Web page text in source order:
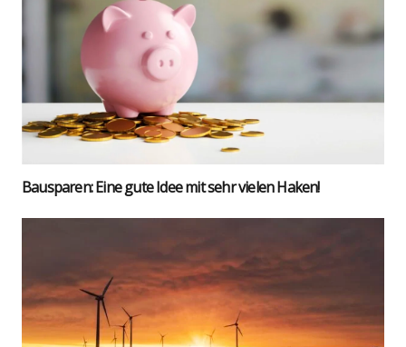
Bau­spa­ren: Eine gute Idee mit sehr vie­len Haken!